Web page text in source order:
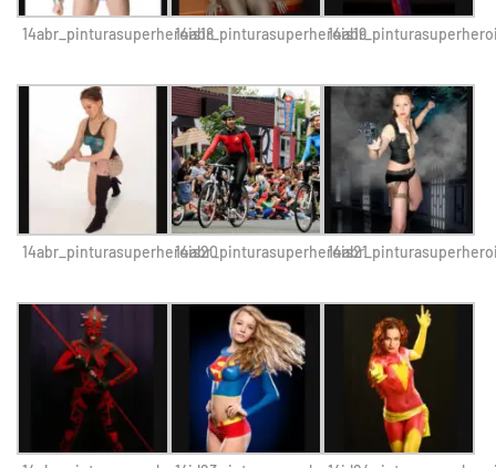
14abr_pinturasuperherois1814abr_pinturasuperherois19
14abr_pinturasuperherois2014abr_pinturasuperherois21